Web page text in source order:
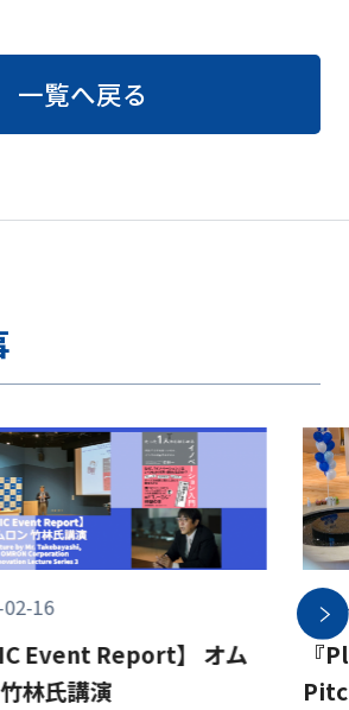
一覧へ戻る
16
Event Report】 オム
林氏講演
『